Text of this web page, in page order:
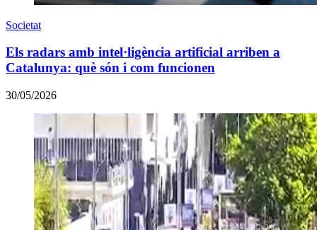
Societat
Els radars amb intel·ligència artificial arriben a
Catalunya: què són i com funcionen
30/05/2026